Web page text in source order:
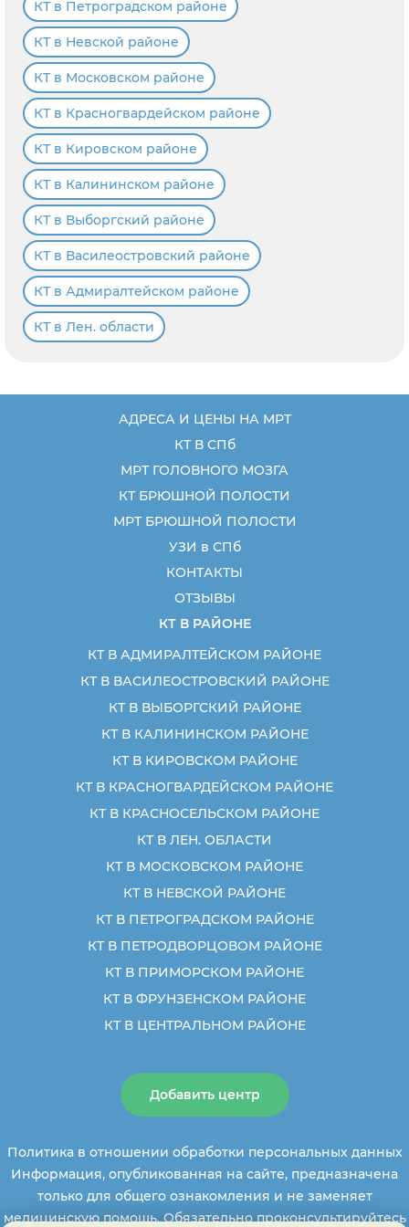
КТ в Петроградском районе
КТ в Невской районе
КТ в Московском районе
КТ в Красногвардейском районе
КТ в Кировском районе
КТ в Калининском районе
КТ в Выборгский районе
КТ в Василеостровский районе
КТ в Адмиралтейском районе
КТ в Лен. области
АДРЕСА И ЦЕНЫ НА МРТ
КТ В СПб
МРТ ГОЛОВНОГО МОЗГА
КТ БРЮШНОЙ ПОЛОСТИ
МРТ БРЮШНОЙ ПОЛОСТИ
УЗИ в СПб
КОНТАКТЫ
ОТЗЫВЫ
КТ В РАЙОНЕ
КТ В АДМИРАЛТЕЙСКОМ РАЙОНЕ
КТ В ВАСИЛЕОСТРОВСКИЙ РАЙОНЕ
КТ В ВЫБОРГСКИЙ РАЙОНЕ
КТ В КАЛИНИНСКОМ РАЙОНЕ
КТ В КИРОВСКОМ РАЙОНЕ
КТ В КРАСНОГВАРДЕЙСКОМ РАЙОНЕ
КТ В КРАСНОСЕЛЬСКОМ РАЙОНЕ
КТ В ЛЕН. ОБЛАСТИ
КТ В МОСКОВСКОМ РАЙОНЕ
КТ В НЕВСКОЙ РАЙОНЕ
КТ В ПЕТРОГРАДСКОМ РАЙОНЕ
КТ В ПЕТРОДВОРЦОВОМ РАЙОНЕ
КТ В ПРИМОРСКОМ РАЙОНЕ
КТ В ФРУНЗЕНСКОМ РАЙОНЕ
КТ В ЦЕНТРАЛЬНОМ РАЙОНЕ
Добавить центр
Политика в отношении обработки персональных данных
Информация, опубликованная на сайте, предназначена
только для общего ознакомления и не заменяет
медицинскую помощь. Обязательно проконсультируйтесь